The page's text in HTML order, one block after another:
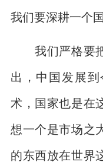
我们要深耕一个
我们严格要把
出，中国发展
术，国家也是在
想一个是市场之
的东西放在世界